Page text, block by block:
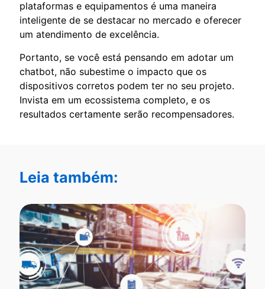
plataformas e equipamentos é uma maneira
inteligente de se destacar no mercado e oferecer
um atendimento de excelência.
Portanto, se você está pensando em adotar um
chatbot, não subestime o impacto que os
dispositivos corretos podem ter no seu projeto.
Invista em um ecossistema completo, e os
resultados certamente serão recompensadores.
Leia também: